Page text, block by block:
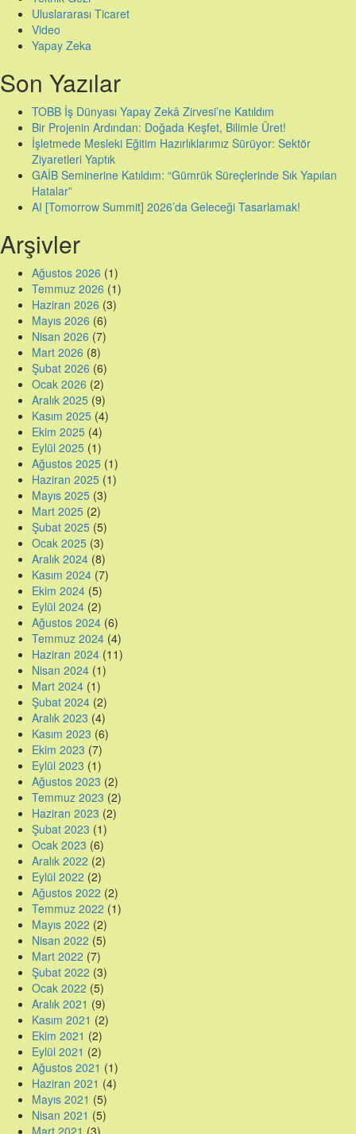
Uluslararası Ticaret
Video
Yapay Zeka
Son Yazılar
TOBB İş Dünyası Yapay Zekâ Zirvesi’ne Katıldım
Bir Projenin Ardından: Doğada Keşfet, Bilimle Üret!
İşletmede Mesleki Eğitim Hazırlıklarımız Sürüyor: Sektör
Ziyaretleri Yaptık
GAİB Seminerine Katıldım: “Gümrük Süreçlerinde Sık Yapılan
Hatalar”
AI [Tomorrow Summit] 2026’da Geleceği Tasarlamak!
Arşivler
Ağustos 2026 (1)
Temmuz 2026 (1)
Haziran 2026 (3)
Mayıs 2026 (6)
Nisan 2026 (7)
Mart 2026 (8)
Şubat 2026 (6)
Ocak 2026 (2)
Aralık 2025 (9)
Kasım 2025 (4)
Ekim 2025 (4)
Eylül 2025 (1)
Ağustos 2025 (1)
Haziran 2025 (1)
Mayıs 2025 (3)
Mart 2025 (2)
Şubat 2025 (5)
Ocak 2025 (3)
Aralık 2024 (8)
Kasım 2024 (7)
Ekim 2024 (5)
Eylül 2024 (2)
Ağustos 2024 (6)
Temmuz 2024 (4)
Haziran 2024 (11)
Nisan 2024 (1)
Mart 2024 (1)
Şubat 2024 (2)
Aralık 2023 (4)
Kasım 2023 (6)
Ekim 2023 (7)
Eylül 2023 (1)
Ağustos 2023 (2)
Temmuz 2023 (2)
Haziran 2023 (2)
Şubat 2023 (1)
Ocak 2023 (6)
Aralık 2022 (2)
Eylül 2022 (2)
Ağustos 2022 (2)
Temmuz 2022 (1)
Mayıs 2022 (2)
Nisan 2022 (5)
Mart 2022 (7)
Şubat 2022 (3)
Ocak 2022 (5)
Aralık 2021 (9)
Kasım 2021 (2)
Ekim 2021 (2)
Eylül 2021 (2)
Ağustos 2021 (1)
Haziran 2021 (4)
Mayıs 2021 (5)
Nisan 2021 (5)